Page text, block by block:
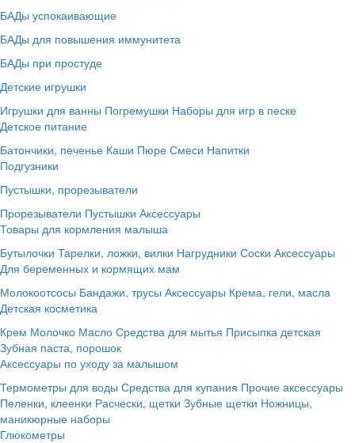
БАДы успокаивающие
БАДы для повышения иммунитета
БАДы при простуде
Детские игрушки
Игрушки для ванны Погремушки Наборы для игр в песке
Детское питание
Батончики, печенье Каши Пюре Смеси Напитки
Подгузники
Пустышки, прорезыватели
Прорезыватели Пустышки Аксессуары
Товары для кормления малыша
Бутылочки Тарелки, ложки, вилки Нагрудники Соски Аксессуары
Для беременных и кормящих мам
Молокоотсосы Бандажи, трусы Аксессуары Крема, гели, масла
Детская косметика
Крем Молочко Масло Средства для мытья Присыпка детская
Зубная паста, порошок
Аксессуары по уходу за малышом
Термометры для воды Средства для купания Прочие аксессуары
Пеленки, клеенки Расчески, щетки Зубные щетки Ножницы,
маникюрные наборы
Глюкометры